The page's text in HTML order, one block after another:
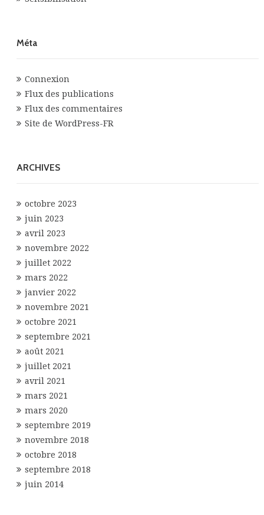
Méta
Connexion
Flux des publications
Flux des commentaires
Site de WordPress-FR
ARCHIVES
octobre 2023
juin 2023
avril 2023
novembre 2022
juillet 2022
mars 2022
janvier 2022
novembre 2021
octobre 2021
septembre 2021
août 2021
juillet 2021
avril 2021
mars 2021
mars 2020
septembre 2019
novembre 2018
octobre 2018
septembre 2018
juin 2014